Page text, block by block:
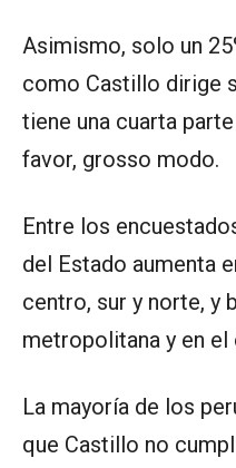
Asimismo, solo un
como Castillo dirige
tiene una cuarta
favor, grosso modo.
Entre los
del Estado aumenta
centro, sur y norte, y
metropolitana y en el
La mayoría de los
que Castillo no